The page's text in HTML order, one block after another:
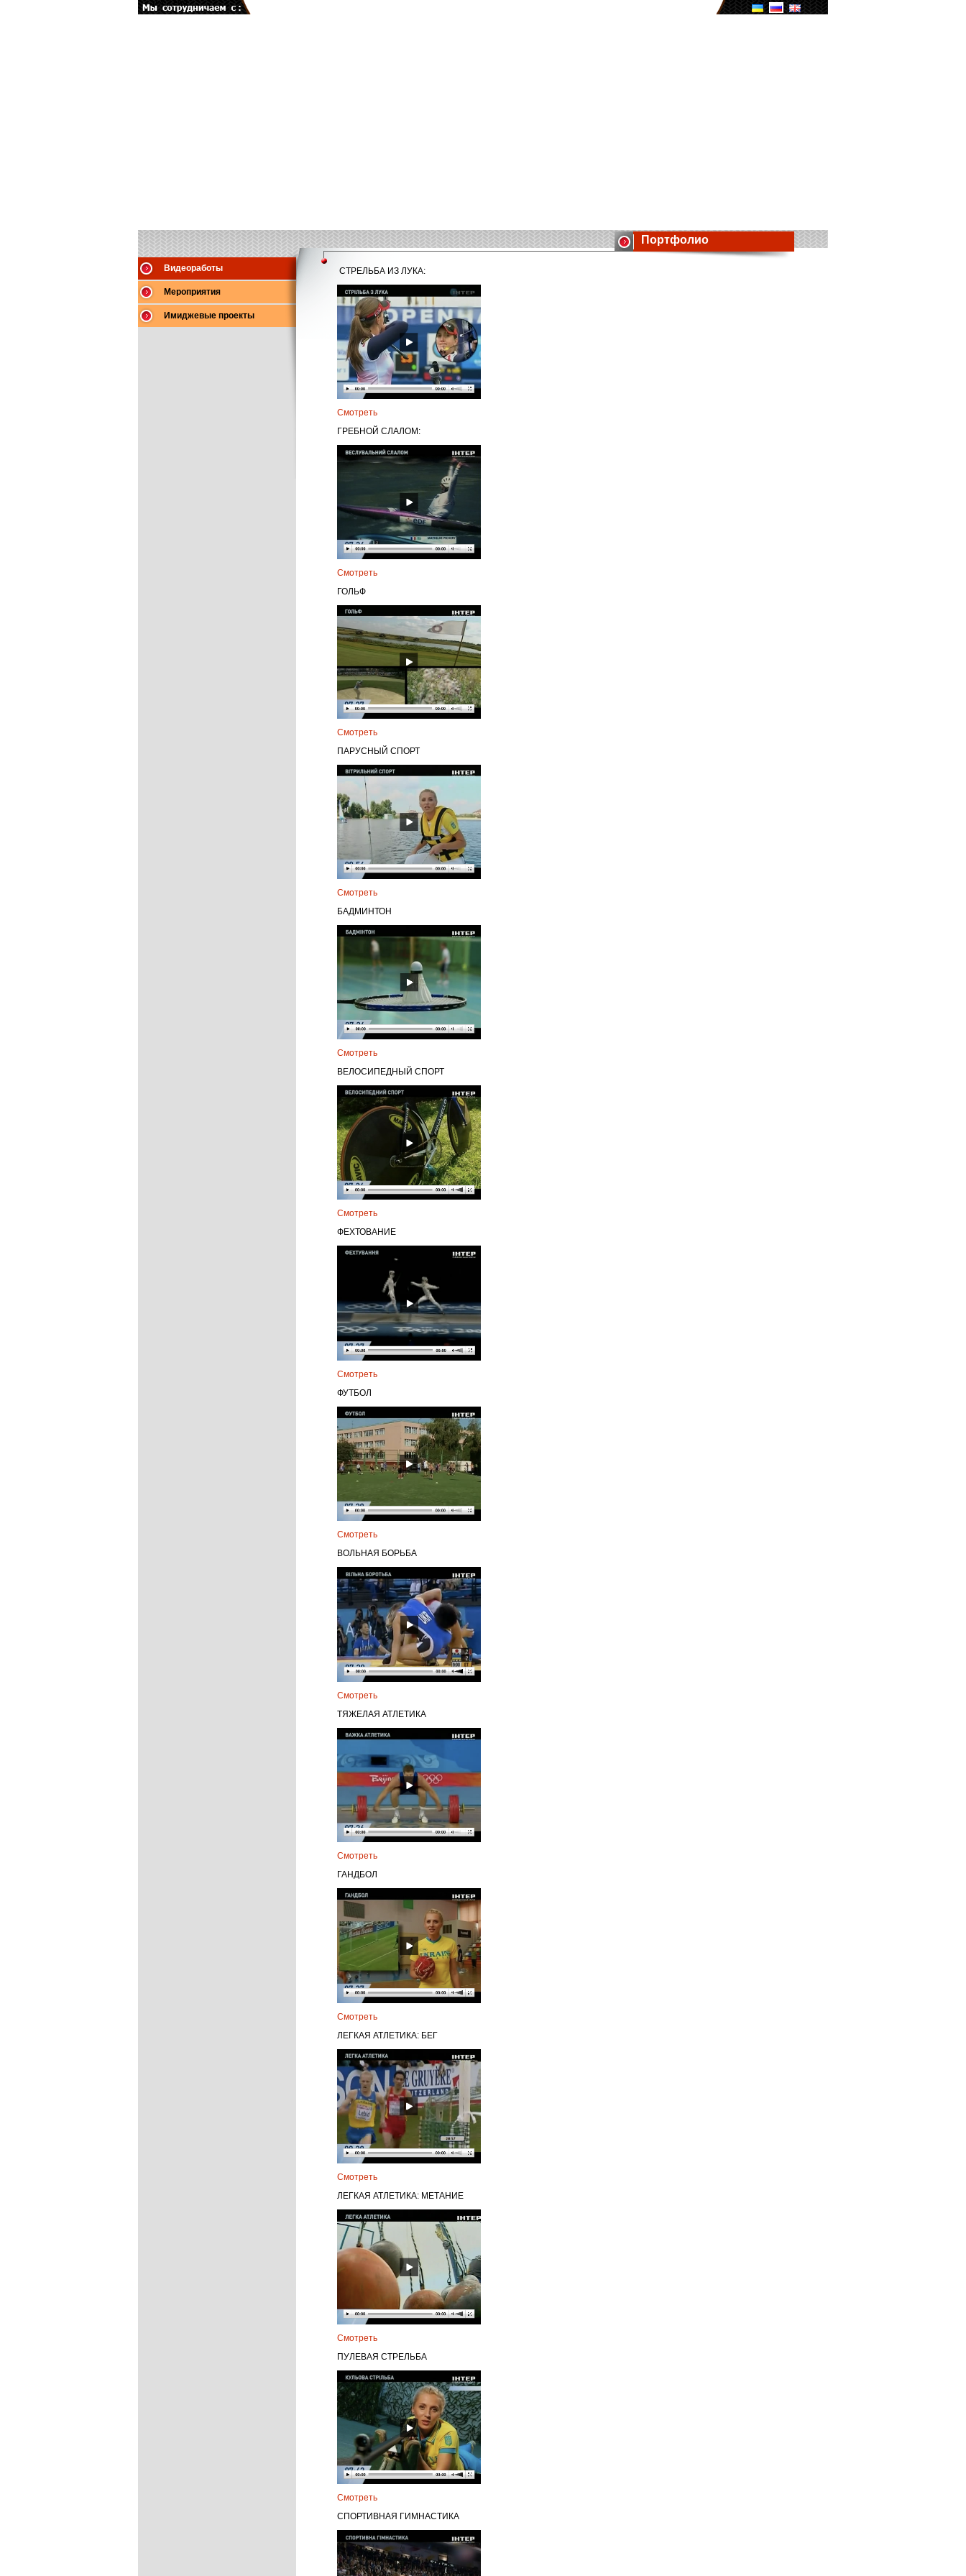
Видеоработы
Мероприятия
Имиджевые проекты
Портфолио
СТРЕЛЬБА ИЗ ЛУКА:
Смотреть
ГРЕБНОЙ СЛАЛОМ:
Смотреть
ГОЛЬФ
Смотреть
ПАРУСНЫЙ СПОРТ
Смотреть
БАДМИНТОН
Смотреть
ВЕЛОСИПЕДНЫЙ СПОРТ
Смотреть
ФЕХТОВАНИЕ
Смотреть
ФУТБОЛ
Смотреть
ВОЛЬНАЯ БОРЬБА
Смотреть
ТЯЖЕЛАЯ АТЛЕТИКА
Смотреть
ГАНДБОЛ
Смотреть
ЛЕГКАЯ АТЛЕТИКА: БЕГ
Смотреть
ЛЕГКАЯ АТЛЕТИКА: МЕТАНИЕ
Смотреть
ПУЛЕВАЯ СТРЕЛЬБА
Смотреть
СПОРТИВНАЯ ГИМНАСТИКА